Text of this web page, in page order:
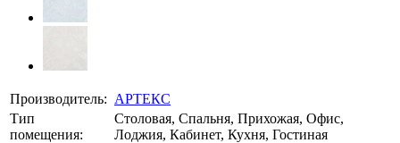
Производитель: АРТЕКС
Тип
помещения:
Столовая, Спальня, Прихожая, Офис,
Лоджия, Кабинет, Кухня, Гостиная